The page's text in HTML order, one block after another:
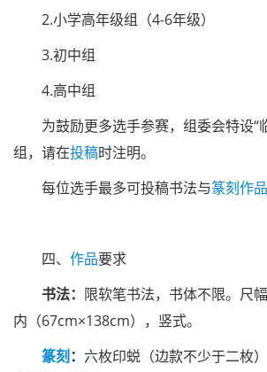
2.小学高年级组（4-6年级）
3.初中组
4.高中组
为鼓励更多选手参赛，组委会特设“
组，请在投稿时注明。
每位选手最多可投稿书法与篆刻作品
四、 作品要求
书法： 限软笔书法，书体不限。尺
内（67cm×138cm），竖式。
篆刻 ： 六枚印蜕（边款不少于二枚